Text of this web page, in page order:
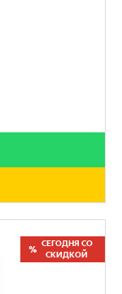
СЕГОДНЯ СО
СКИДКОЙ